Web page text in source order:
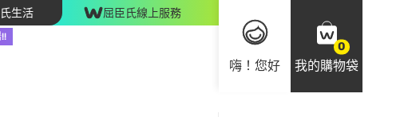
生活 屈臣氏線上服務
嗨！您好
0
我的購物袋